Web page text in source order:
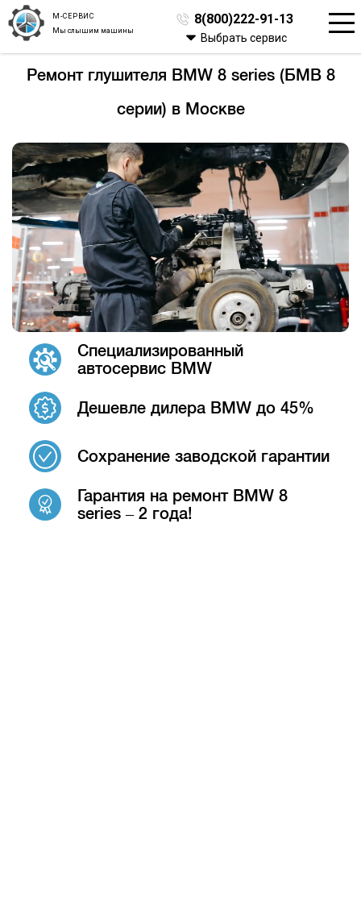
М-СЕРВИС
Мы слышим машины
8(800)222-91-13
Выбрать сервис
Ремонт глушителя BMW 8 series (БМВ 8
серии) в Москве
Специализированный
автосервис BMW
Дешевле дилера BMW до 45%
Сохранение заводской гарантии
Гарантия на ремонт BMW 8
series – 2 года!